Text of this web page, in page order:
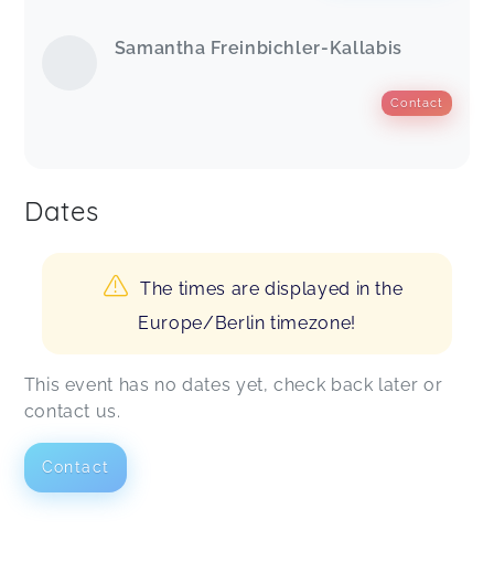
Samantha Freinbichler-Kallabis
Contact
Dates
The times are displayed in the
Europe/Berlin timezone!
This event has no dates yet, check back later or
contact us.
Contact